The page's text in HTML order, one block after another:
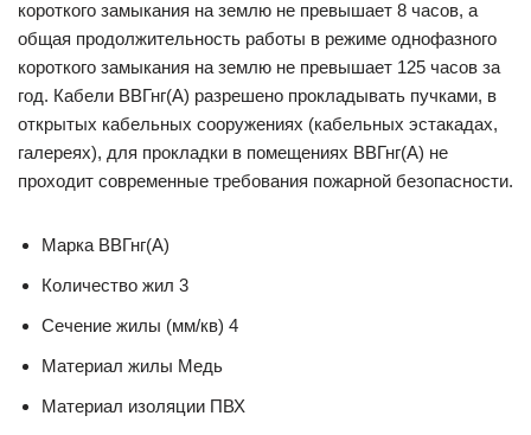
короткого замыкания на землю не превышает 8 часов, а
общая продолжительность работы в режиме однофазного
короткого замыкания на землю не превышает 125 часов за
год. Кабели ВВГнг(А) разрешено прокладывать пучками, в
открытых кабельных сооружениях (кабельных эстакадах,
галереях), для прокладки в помещениях ВВГнг(А) не
проходит современные требования пожарной безопасности.
Марка ВВГнг(А)
Количество жил 3
Сечение жилы (мм/кв) 4
Материал жилы Медь
Материал изоляции ПВХ